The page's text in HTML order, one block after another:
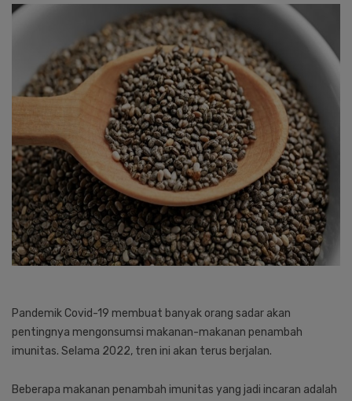
Pandemik Covid-19 membuat banyak orang sadar akan
pentingnya mengonsumsi makanan-makanan penambah
imunitas. Selama 2022, tren ini akan terus berjalan.
Beberapa makanan penambah imunitas yang jadi incaran adalah